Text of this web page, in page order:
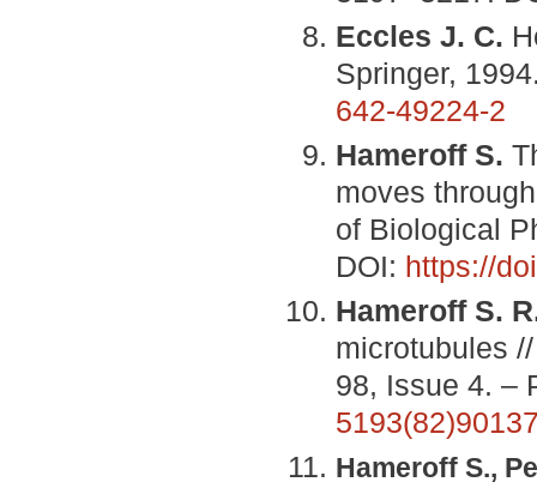
Eccles J. C.
Springer,
642-49224-2
Hameroff S.
moves
of Biological
DOI: https://
Hameroff S.
microtubules
98, Issue 4. –
Hameroff S.,